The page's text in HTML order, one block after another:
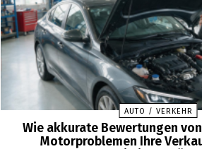
AUTO / VERKEHR
Wie akkurate Bewertungen
Motorproblemen Ihre